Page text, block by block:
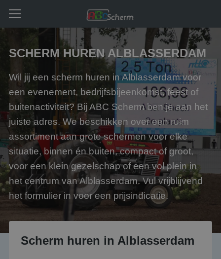
SCHERM HUREN ALBLASSERDAM
Wil jij een scherm huren in Alblasserdam voor
een evenement, bedrijfsbijeenkomst, feest of
buitenactiviteit? Bij ABC Scherm ben je aan het
juiste adres. We beschikken over een ruim
assortiment aan grote schermen voor elke
situatie, binnen én buiten, compact of groot,
voor een klein gezelschap of een vol plein in
het centrum van Alblasserdam. Vul vrijblijvend
het formulier in voor een prijsindicatie.
Scherm huren in Alblasserdam